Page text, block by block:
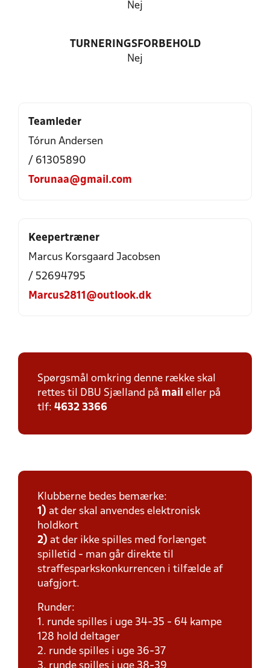
Nej
TURNERINGSFORBEHOLD
Nej
Teamleder
Tórun Andersen
/ 61305890
Torunaa@gmail.com
Keepertræner
Marcus Korsgaard Jacobsen
/ 52694795
Marcus2811@outlook.dk
Spørgsmål omkring denne række skal
rettes til DBU Sjælland på mail eller på
tlf: 4632 3366
Klubberne bedes bemærke:
1) at der skal anvendes elektronisk
holdkort
2) at der ikke spilles med forlænget
spilletid - man går direkte til
straffesparkskonkurrencen i tilfælde af
uafgjort.
Runder:
1. runde spilles i uge 34-35 - 64 kampe
128 hold deltager
2. runde spilles i uge 36-37
3. runde spilles i uge 38-39